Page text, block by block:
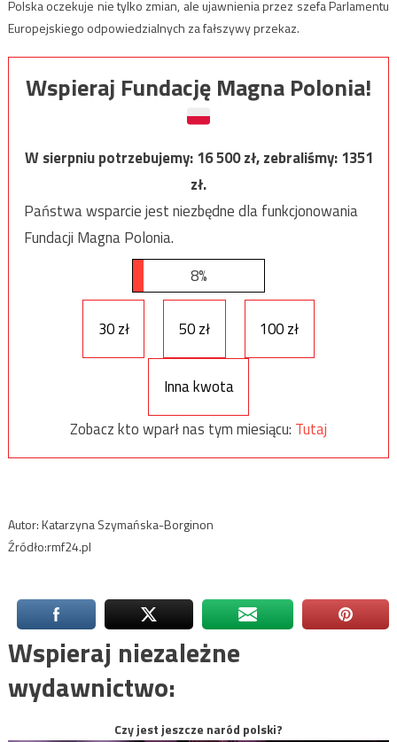
Polska oczekuje nie tylko zmian, ale ujawnienia przez szefa Parlamentu
Europejskiego odpowiedzialnych za fałszywy przekaz.
Wspieraj Fundację Magna Polonia!
W sierpniu potrzebujemy:16 500zł, zebraliśmy:1351
zł.
Państwa wsparcie jest niezbędne dla funkcjonowania
Fundacji Magna Polonia.
8%
30 zł 50 zł 100 zł
Inna kwota
Zobacz kto wparł nas tym miesiącu: Tutaj
Autor: Katarzyna Szymańska-Borginon
Źródło:rmf24.pl
Wspieraj niezależne
wydawnictwo:
Czy jest jeszcze naród polski?